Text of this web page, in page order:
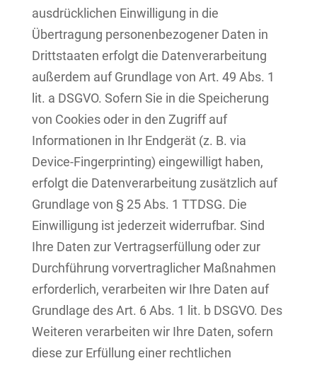
ausdrücklichen Einwilligung in die
Übertragung personenbezogener Daten in
Drittstaaten erfolgt die Datenverarbeitung
außerdem auf Grundlage von Art. 49 Abs. 1
lit. a DSGVO. Sofern Sie in die Speicherung
von Cookies oder in den Zugriff auf
Informationen in Ihr Endgerät (z. B. via
Device-Fingerprinting) eingewilligt haben,
erfolgt die Datenverarbeitung zusätzlich auf
Grundlage von § 25 Abs. 1 TTDSG. Die
Einwilligung ist jederzeit widerrufbar. Sind
Ihre Daten zur Vertragserfüllung oder zur
Durchführung vorvertraglicher Maßnahmen
erforderlich, verarbeiten wir Ihre Daten auf
Grundlage des Art. 6 Abs. 1 lit. b DSGVO. Des
Weiteren verarbeiten wir Ihre Daten, sofern
diese zur Erfüllung einer rechtlichen